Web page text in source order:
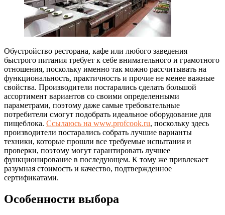
Обустройство ресторана, кафе или любого заведения
быстрого питания требует к себе внимательного и грамотного
отношения, поскольку именно так можно рассчитывать на
функциональность, практичность и прочие не менее важные
свойства. Производители постарались сделать большой
ассортимент вариантов со своими определенными
параметрами, поэтому даже самые требовательные
потребители смогут подобрать идеальное оборудование для
пищеблока. Ссылаюсь на www.profcook.ru, поскольку здесь
производители постарались собрать лучшие варианты
техники, которые прошли все требуемые испытания и
проверки, поэтому могут гарантировать лучшее
функционирование в последующем. К тому же привлекает
разумная стоимость и качество, подтвержденное
сертификатами.
Особенности выбора